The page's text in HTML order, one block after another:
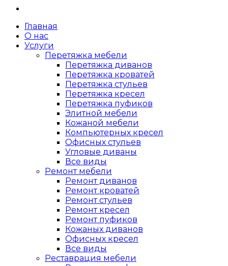
Главная
О нас
Услуги
Перетяжка мебели
Перетяжка диванов
Перетяжка кроватей
Перетяжка стульев
Перетяжка кресел
Перетяжка пуфиков
Элитной мебели
Кожаной мебели
Компьютерных кресел
Офисных стульев
Угловые диваны
Все виды
Ремонт мебели
Ремонт диванов
Ремонт кроватей
Ремонт стульев
Ремонт кресел
Ремонт пуфиков
Кожаных диванов
Офисных кресел
Все виды
Реставрация мебели